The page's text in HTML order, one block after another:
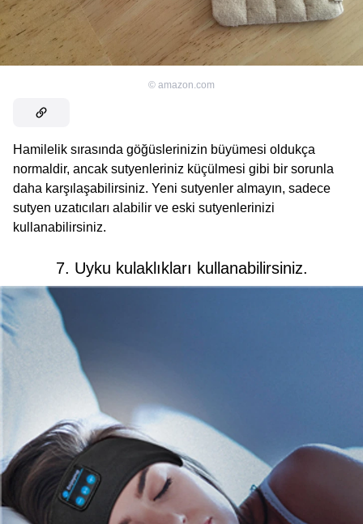
© amazon.com
Hamilelik sırasında göğüslerinizin büyümesi oldukça
normaldir, ancak sutyenleriniz küçülmesi gibi bir sorunla
daha karşılaşabilirsiniz. Yeni sutyenler almayın, sadece
sutyen uzatıcıları alabilir ve eski sutyenlerinizi
kullanabilirsiniz.
7. Uyku kulaklıkları kullanabilirsiniz.